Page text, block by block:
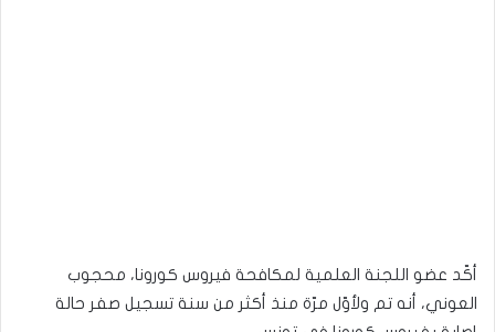
أكّد عضو اللجنة العلمية لمكافحة فيروس كورونا، محجوب
العوني، أنه تم ولأوّل مرّة منذ أكثر من سنة تسجيل صفر حالة